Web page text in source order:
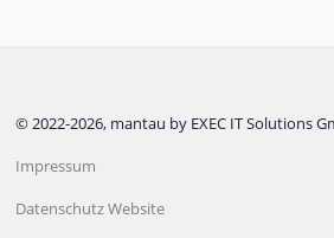
© 2022-2026, mantau by EXEC IT Solutions
Impressum
Datenschutz Website